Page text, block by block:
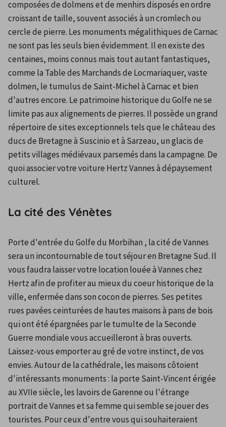
composées de dolmens et de menhirs disposés en ordre
croissant de taille, souvent associés à un cromlech ou
cercle de pierre. Les monuments mégalithiques de Carnac
ne sont pas les seuls bien évidemment. Il en existe des
centaines, moins connus mais tout autant fantastiques,
comme la Table des Marchands de Locmariaquer, vaste
dolmen, le tumulus de Saint-Michel à Carnac et bien
d'autres encore. Le patrimoine historique du Golfe ne se
limite pas aux alignements de pierres. Il possède un grand
répertoire de sites exceptionnels tels que le château des
ducs de Bretagne à Suscinio et à Sarzeau, un glacis de
petits villages médiévaux parsemés dans la campagne. De
quoi associer votre voiture Hertz Vannes à dépaysement
culturel.
La cité des Vénètes
Porte d'entrée du Golfe du Morbihan , la cité de Vannes
sera un incontournable de tout séjour en Bretagne Sud. Il
vous faudra laisser votre location louée à Vannes chez
Hertz afin de profiter au mieux du coeur historique de la
ville, enfermée dans son cocon de pierres. Ses petites
rues pavées ceinturées de hautes maisons à pans de bois
qui ont été épargnées par le tumulte de la Seconde
Guerre mondiale vous accueilleront à bras ouverts.
Laissez-vous emporter au gré de votre instinct, de vos
envies. Autour de la cathédrale, les maisons côtoient
d'intéressants monuments : la porte Saint-Vincent érigée
au XVIIe siècle, les lavoirs de Garenne ou l'étrange
portrait de Vannes et sa femme qui semble se jouer des
touristes. Pour ceux d'entre vous qui souhaiteraient